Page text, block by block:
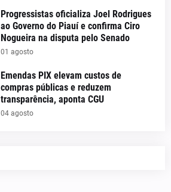
Progressistas oficializa Joel Rodrigues
ao Governo do Piauí e confirma Ciro
Nogueira na disputa pelo Senado
01 agosto
Emendas PIX elevam custos de
compras públicas e reduzem
transparência, aponta CGU
04 agosto